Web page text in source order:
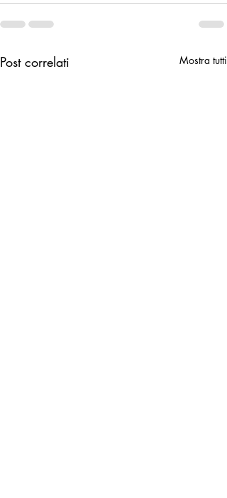
Post correlati Mostra tutti